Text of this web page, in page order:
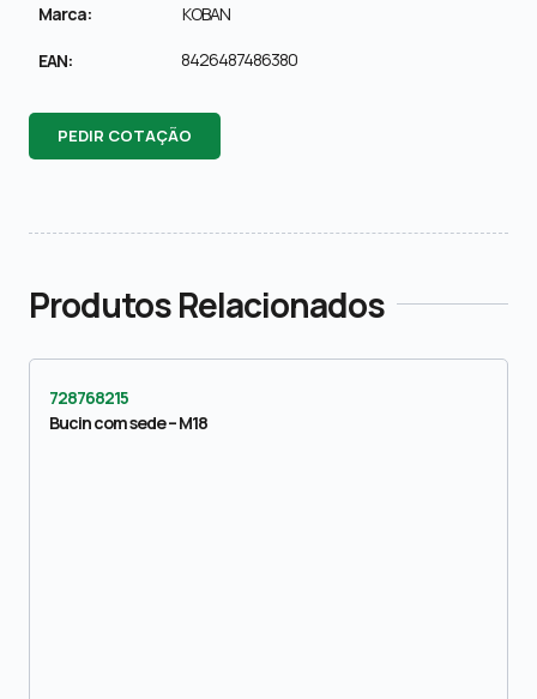
Marca: KOBAN
EAN: 8426487486380
PEDIR COTAÇÃO
Produtos Relacionados
728768215
Bucin com sede – M18